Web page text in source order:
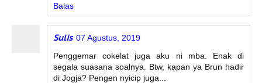
Balas
Sulis 07 Agustus, 2019
Penggemar cokelat juga aku ni mba. Enak di
segala suasana soalnya. Btw, kapan ya Brun hadir
di Jogja? Pengen nyicip juga...